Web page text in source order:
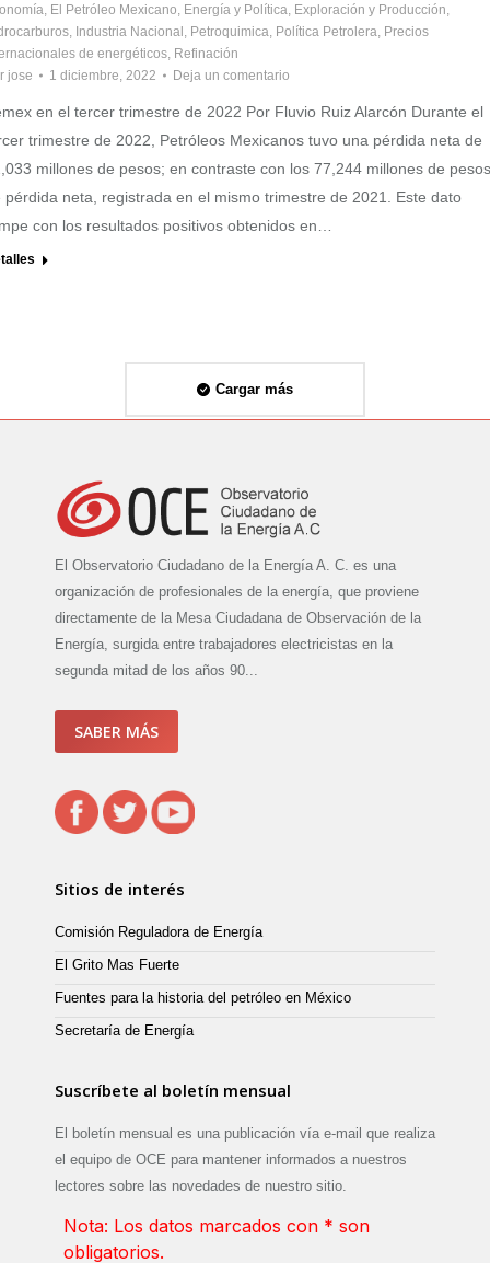
, El Petróleo Mexicano, Energía y Política, Exploración y Producción,
, Industria Nacional, Petroquimica, Política Petrolera, Precios
de energéticos, Refinación
jose 1 diciembre, 2022 Deja un comentario
en el tercer trimestre de 2022 Por Fluvio Ruiz Alarcón Durante el
trimestre de 2022, Petróleos Mexicanos tuvo una pérdida neta de
millones de pesos; en contraste con los 77,244 millones de pesos
pérdida neta, registrada en el mismo trimestre de 2021. Este dato
con los resultados positivos obtenidos en…
Cargar más
El Observatorio Ciudadano de la Energía A. C. es una
organización de profesionales de la energía, que proviene
directamente de la Mesa Ciudadana de Observación de la
Energía, surgida entre trabajadores electricistas en la
segunda mitad de los años 90...
SABER MÁS
Sitios de interés
Comisión Reguladora de Energía
El Grito Mas Fuerte
Fuentes para la historia del petróleo en México
Secretaría de Energía
Suscríbete al boletín mensual
El boletín mensual es una publicación vía e-mail que realiza
el equipo de OCE para mantener informados a nuestros
lectores sobre las novedades de nuestro sitio.